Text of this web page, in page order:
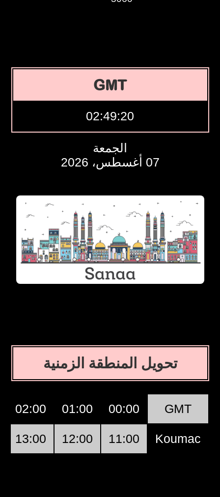
GMT
02:49:21
الجمعة
07 أغسطس، 2026
تحويل المنطقة الزمنية
GMT
00:00
01:00
02:00
Koumac
11:00
12:00
13:00